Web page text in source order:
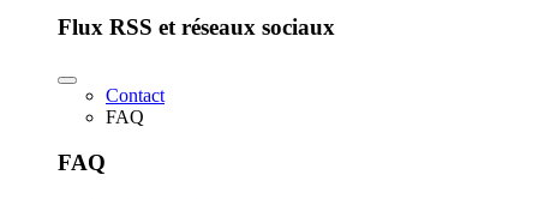
Flux RSS et réseaux sociaux
Contact
FAQ
FAQ